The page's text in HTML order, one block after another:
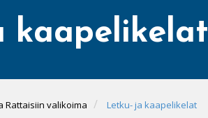
kaapelikelat
Rattaisiin valikoima Letku- ja kaapelikelat